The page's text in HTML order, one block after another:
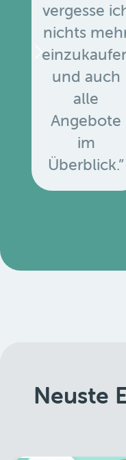
vergesse
nichts
und auch
alle
Angebote
im
Überblick.”
Neuste